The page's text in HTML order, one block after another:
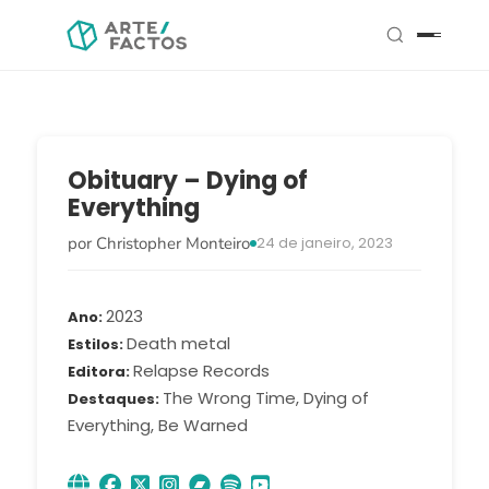
Obituary – Dying of
Everything
por Christopher Monteiro 24 de janeiro, 2023
Ano 2023
Estilos Death metal
Editora Relapse Records
Destaques The Wrong Time, Dying of
Everything, Be Warned